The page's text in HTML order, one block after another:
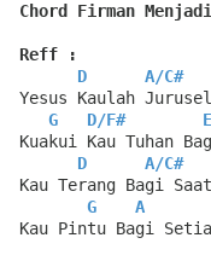
Chord Firman
Reff :
D
A/C#
Yesus Kaulah
G
D/F#
Kuakui Kau Tuhan
D
A/C#
Kau Terang Bagi
G
A
Kau Pintu Bagi